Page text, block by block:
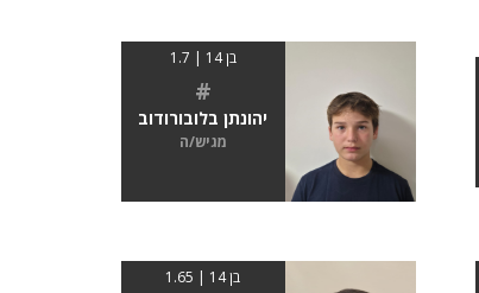
בן 14 | 1.7
#
יהונתן בלובורודוב
מגיש/ה
בן 14 | 1.65